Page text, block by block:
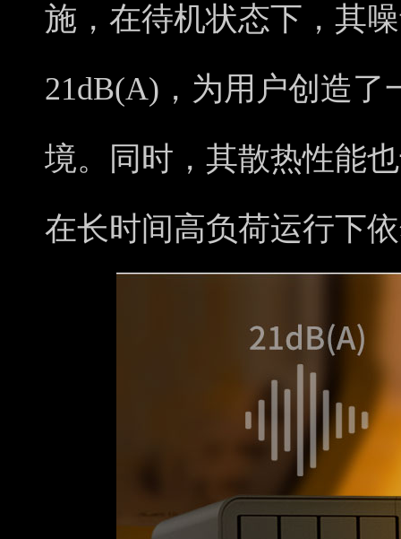
施，在待机状态下，其
21dB(A)，为用户创造
境。同时，其散热性能
在长时间高负荷运行下